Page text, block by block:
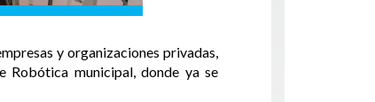
y organizaciones privadas,
Robótica municipal, donde ya se